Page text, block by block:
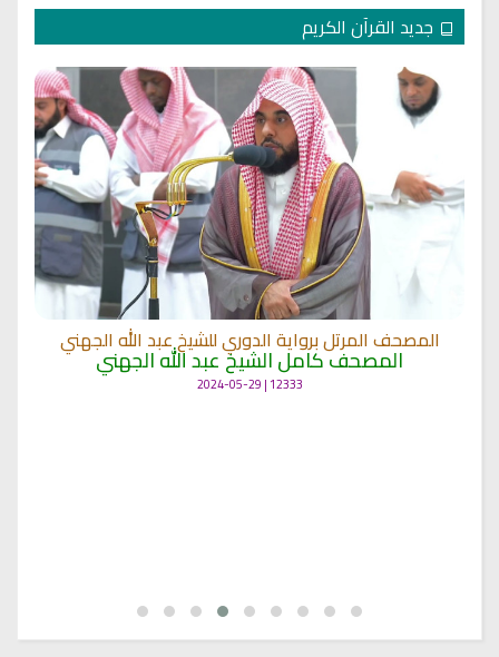
جديد القرآن الكريم
المصحف المرتل برواية الدوري للشيخ عبد الله الجهني
المصحف كامل الشيخ عبد الله الجهني
12333 | 2024-05-29